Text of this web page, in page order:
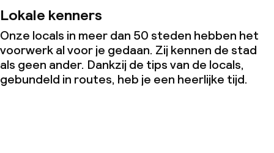
Lokale kenners
Onze locals in meer dan 50 steden hebben het
voorwerk al voor je gedaan. Zij kennen de stad
als geen ander. Dankzij de tips van de locals,
gebundeld in routes, heb je een heerlijke tijd.